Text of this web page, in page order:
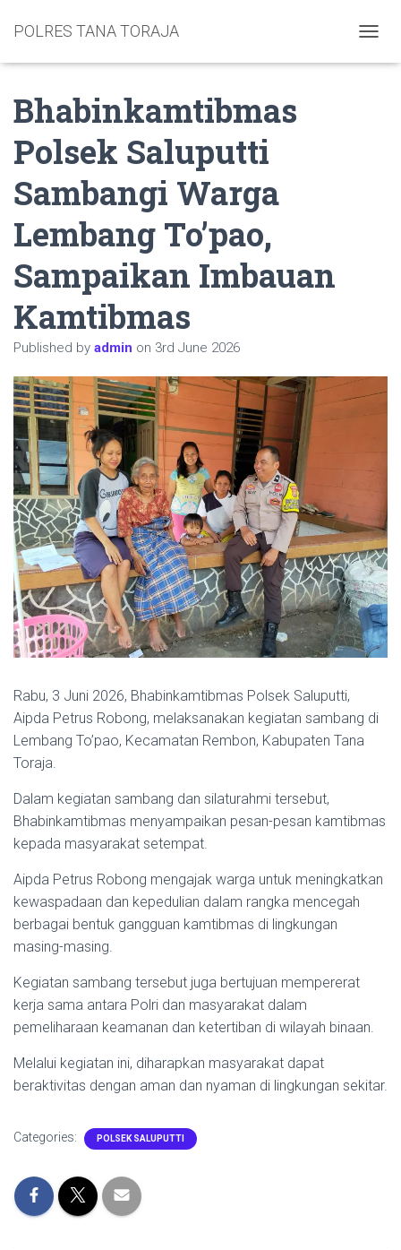
POLRES TANA TORAJA
Bhabinkamtibmas
Polsek Saluputti
Sambangi Warga
Lembang To’pao,
Sampaikan Imbauan
Kamtibmas
Published by admin on 3rd June 2026
Rabu, 3 Juni 2026, Bhabinkamtibmas Polsek Saluputti,
Aipda Petrus Robong, melaksanakan kegiatan sambang di
Lembang To’pao, Kecamatan Rembon, Kabupaten Tana
Toraja.
Dalam kegiatan sambang dan silaturahmi tersebut,
Bhabinkamtibmas menyampaikan pesan-pesan kamtibmas
kepada masyarakat setempat.
Aipda Petrus Robong mengajak warga untuk meningkatkan
kewaspadaan dan kepedulian dalam rangka mencegah
berbagai bentuk gangguan kamtibmas di lingkungan
masing-masing.
Kegiatan sambang tersebut juga bertujuan mempererat
kerja sama antara Polri dan masyarakat dalam
pemeliharaan keamanan dan ketertiban di wilayah binaan.
Melalui kegiatan ini, diharapkan masyarakat dapat
beraktivitas dengan aman dan nyaman di lingkungan sekitar.
Categories: POLSEK SALUPUTTI